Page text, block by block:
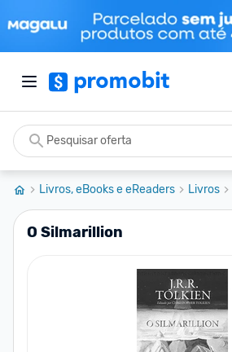
Livros, eBooks e eReaders Livros
O Silmarillion